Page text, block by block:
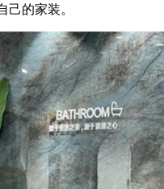
己的家装。